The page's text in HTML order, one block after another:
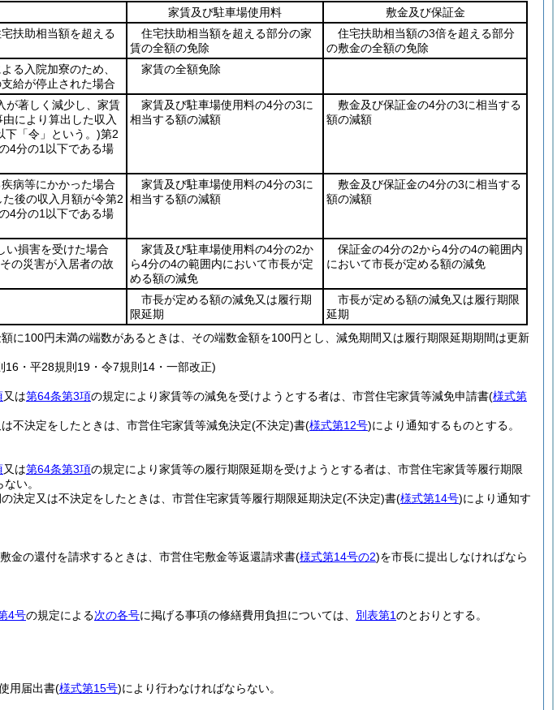
家賃及び駐車場使用料
敷金及び保証金
扶助相当額を超える
住宅扶助相当額を超える部分の家
賃の全額の免除
住宅扶助相当額の3倍を超える部分
の敷金の全額の免除
る入院加寮のため、
給が停止された場合
家賃の全額免除
が著しく減少し、家賃
により算出した収入
下「令」という。)第2
4分の1以下である場
家賃及び駐車場使用料の4分の3に
相当する額の減額
敷金及び保証金の4分の3に相当する
額の減額
病等にかかった場合
後の収入月額が令第2
4分の1以下である場
家賃及び駐車場使用料の4分の3に
相当する額の減額
敷金及び保証金の4分の3に相当する
額の減額
い損害を受けた場合
の災害が入居者の故
家賃及び駐車場使用料の4分の2か
ら4分の4の範囲内において市長が定
める額の減免
保証金の4分の2から4分の4の範囲内
において市長が定める額の減免
市長が定める額の減免又は履行期
限延期
市長が定める額の減免又は履行期限
延期
に100円未満の端数があるときは、その端数金額を100円とし、減免期間又は履行期限延期期間は更新
・平28規則19・令7規則14・一部改正)
又は第64条第3項の規定により家賃等の減免を受けようとする者は、市営住宅家賃等減免申請書(様式第
不決定をしたときは、市営住宅家賃等減免決定(不決定)書(様式第12号)により通知するものとする。
又は第64条第3項の規定により家賃等の履行期限延期を受けようとする者は、市営住宅家賃等履行期限
い。
決定又は不決定をしたときは、市営住宅家賃等履行期限延期決定(不決定)書(様式第14号)により通知す
金の還付を請求するときは、市営住宅敷金等返還請求書(様式第14号の2)を市長に提出しなければなら
4号の規定による次の各号に掲げる事項の修繕費用負担については、 別表第1のとおりとする。
用届出書(様式第15号)により行わなければならない。